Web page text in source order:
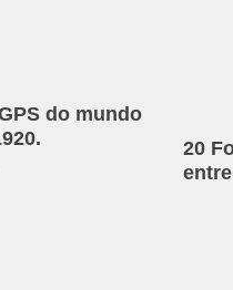
do mundo
20